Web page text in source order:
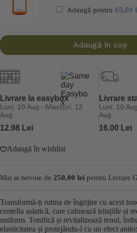
Adaugă pentru 65,01
Adaugă în coș
Livrare la easybox
Luni, 10 Aug - Miercuri, 12
Aug
12.98 Lei
Livrare
Luni, 10
Aug
16.00 Lei
Adaugă în wishlist
Mai ai nevoie de 250,00 lei pentru Livrare
Transformă-ți rutina de îngrijire cu acest
centella asiatică, care calmează iritațiile și
uniform. Tonifică și revitalizează tenul,
elasticitatea și protejându-l cu un efect